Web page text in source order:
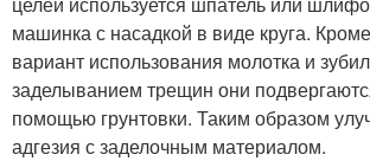
машинка с насадкой в виде круга.
вариант использования молотка и
заделыванием трещин они
помощью грунтовки. Таким образом
адгезия с заделочным материалом.